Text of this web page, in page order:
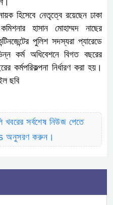
হিসেবে নেতৃত্বে রয়েছেন ঢাকা
হাসান মোহাম্মদ নাছের
পুলিশ সদস্যরা প্যারেডে
কর্ম অধিবেশনে বিগত বছরের
কর্মপরিকল্পনা নির্ধারণ করা হয়।
ছবি
খবরের সর্বশেষ নিউজ পেতে
অনুসরণ করুন।